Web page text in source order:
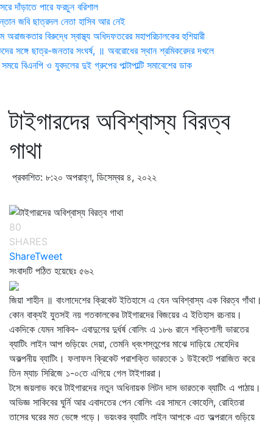
দাঁড়াতে পারে ফরচুন বরিশাল
জবি ছাত্রদল নেতা হাসিব আর নেই
অরাজকতার বিরুদ্ধে স্বাস্থ্য অধিদফতরের মহাপরিচালকের হুশিয়ারী
সঙ্গে ছাত্র-জনতার সংঘর্ষ, ॥ অবরোধের স্থান শ্রমিকরেদর দখলে
বিএনপি ও যুবদলের দুই গ্রুপের পাল্টাপাল্টি সমাবেশের ডাক
টাইগারদের অবিশ্বাস্য বিরত্ব
গাথা
প্রকাশিত: ৮:২০ অপরাহ্ণ, ডিসেম্বর ৪, ২০২২
80
SHARES
ShareTweet
সংবাদটি পঠিত হয়েছেঃ ৫৬২
জিয়া শাহীন ॥ বাংলাদেশের ক্রিকেট ইতিহাসে এ যেন অবিশ্বাস্য এক বিরত্ব গাঁথা।
কোন বাক্যই যুতসই নয় গতকালকের টাইগারদের বিজয়ের এ ইতিহাস রচনায়।
একদিকে যেমন সাকিব- এবাদুলের দুর্ধর্ষ বোলিং এ ১৮৬ রানে শক্তিশালী ভারতের
ব্যাটিং লাইন আপ গুড়িয়েং দেয়া, তেমনি ধ্বংশস্তুপের মাঝে দাড়িয়ে মেহেদির
অকল্পনীয় ব্যাটিং। ফলাফল ক্রিকেট পরাশক্তি ভারতকে ১ উইকেটে পরাজিত করে
তিন ম্যাচ সিরিজে ১-০তে এগিয়ে গেল টাইগাররা।
টসে জয়লাভ করে টাইগারদের নতুন অধিনায়ক লিটন দাস ভারতকে ব্যাটিং এ পাঠায়।
অভিজ্ঞ সাকিবের ঘুর্নি আর এবাদতের পেন বোলিং এর সামনে কোহেলি, রোহিতরা
তাসের ঘরের মত ভেঙ্গে পড়ে। ভয়ংকর ব্যাটিং লাইন আপকে এত অল্পরানে গুড়িয়ে